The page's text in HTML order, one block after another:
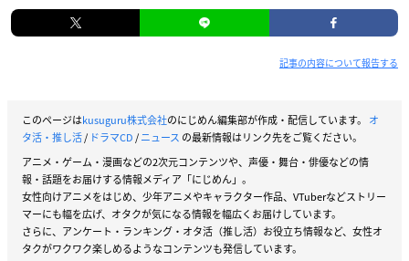
記事の内容について報告する
このページはkusuguru株式会社のにじめん編集部が作成・配信しています。 オ
タ活・推し活/ ドラマCD/ニュース の最新情報はリンク先をご覧ください。
アニメ・ゲーム・漫画などの2次元コンテンツや、声優・舞台・俳優などの情
報・話題をお届けする情報メディア「にじめん」。
女性向けアニメをはじめ、少年アニメやキャラクター作品、VTuberなどストリー
マーにも幅を広げ、オタクが気になる情報を幅広くお届けしています。
さらに、アンケート・ランキング・オタ活（推し活）お役立ち情報など、女性オ
タクがワクワク楽しめるようなコンテンツも発信しています。